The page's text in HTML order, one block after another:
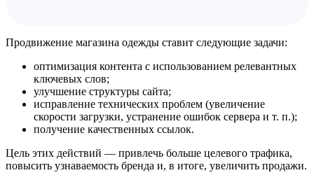
Продвижение магазина одежды ставит следующие задачи:
оптимизация контента с использованием релевантных
ключевых слов;
улучшение структуры сайта;
исправление технических проблем (увеличение
скорости загрузки, устранение ошибок сервера и т. п.);
получение качественных ссылок.
Цель этих действий — привлечь больше целевого трафика,
повысить узнаваемость бренда и, в итоге, увеличить продажи.